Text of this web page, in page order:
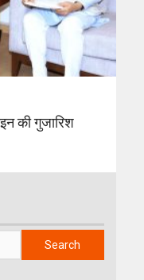
की गुजारिश
Search